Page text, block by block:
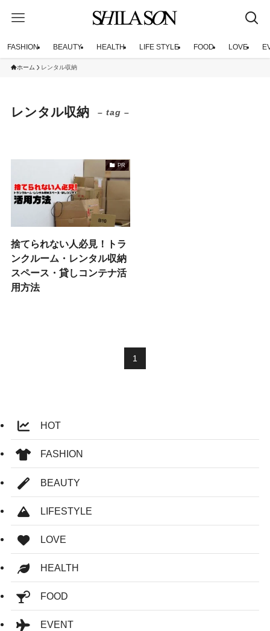
FASHION BEAUTY HEALTH LIFE STYLE FOOD LOVE
ホーム レンタル収納
レンタル収納 – tag –
PR
捨てられない人必見！トラ
ンクルーム・レンタル収納
スペース・貸しコンテナ活
用方法
1
HOT
FASHION
BEAUTY
LIFESTYLE
LOVE
HEALTH
FOOD
EVENT